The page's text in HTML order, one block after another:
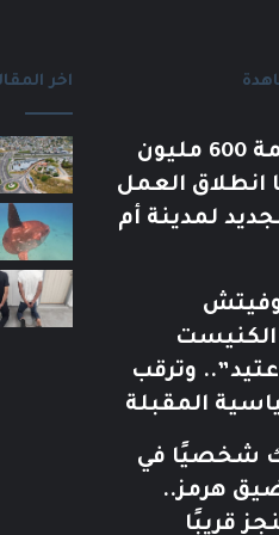
استثمار بقيمة 600 مليون
انطلاق العمل
لمدينة أم
وترقب
المقبلة
شخصيًا في
هرمز..
قريبًا
اخر